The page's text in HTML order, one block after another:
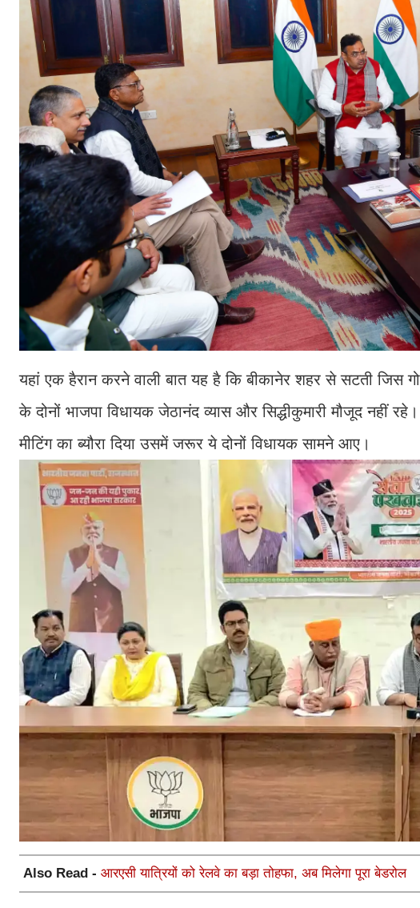
यहां एक हैरान करने वाली बात यह है कि बीकानेर शहर से सटती जिस
के दोनों भाजपा विधायक जेठानंद व्यास और सिद्धीकुमारी मौजूद नहीं
मीटिंग का ब्यौरा दिया उसमें जरूर ये दोनों विधायक सामने आए।
Also Read - आरएसी यात्रियों को रेलवे का बड़ा तोहफा, अब मिलेगा पूरा बेडरोल